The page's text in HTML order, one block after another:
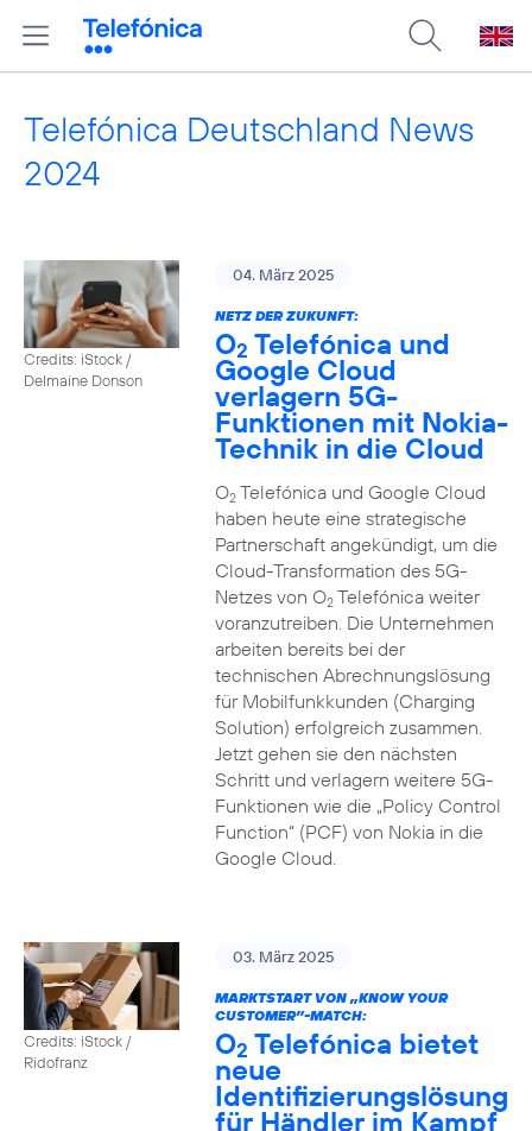
Telefónica Deutschland News
2024
Credits: iStock /
Delmaine Donson
04. März 2025
NETZ DER ZUKUNFT:
O2 Telefónica und
Google Cloud
verlagern 5G-
Funktionen mit Nokia-
Technik in die Cloud
O2Telefónica und Google Cloud
haben heute eine strategische
Partnerschaft angekündigt, um die
Cloud-Transformation des 5G-
Netzes von O2Telefónica weiter
voranzutreiben. Die Unternehmen
arbeiten bereits bei der
technischen Abrechnungslösung
für Mobilfunkkunden (Charging
Solution) erfolgreich zusammen.
Jetzt gehen sie den nächsten
Schritt und verlagern weitere 5G-
Funktionen wie die „Policy Control
Function“ (PCF) von Nokia in die
Google Cloud.
Credits: iStock /
Ridofranz
03. März 2025
MARKTSTART VON „KNOW YOUR
CUSTOMER”-MATCH:
O2 Telefónica bietet
neue
Identifizierungslösung
für Händler im Kampf